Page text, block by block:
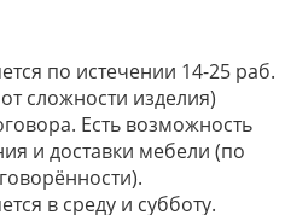
по истечении 14-25 раб.
сложности изделия)
Есть возможность
и доставки мебели (по
в среду и субботу.